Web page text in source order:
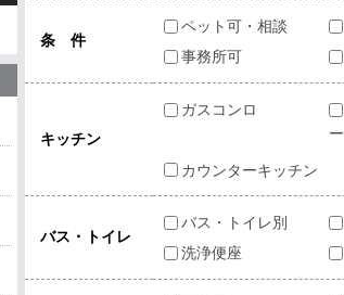
条件
ペット可・相談
事務所可
キッチン
ガスコンロ
ー
カウンターキッチン
バス・トイレ
バス・トイレ別
洗浄便座